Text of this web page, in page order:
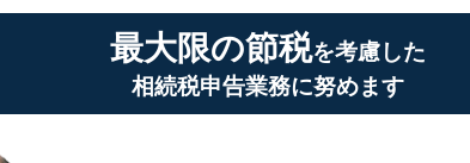
最大限の節税を考慮した
相続税申告業務に努めます